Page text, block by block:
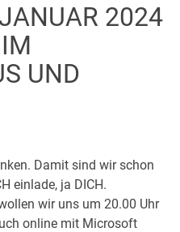
2024
UND
Damit sind wir schon
einlade, ja DICH.
wir uns um 20.00 Uhr
online mit Microsoft